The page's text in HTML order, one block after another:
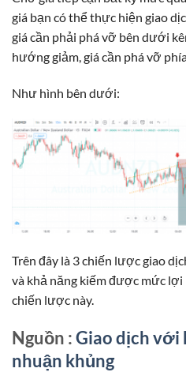
giá bạn có thể thực hiện giao
giá cần phải phá vỡ bên dưới
hướng giảm, giá cần phá vỡ
Như hình bên dưới:
Trên đây là 3 chiến lược giao
và khả năng kiếm được mức
chiến lược này.
Nguồn :Giao dịch với
nhuận khủng